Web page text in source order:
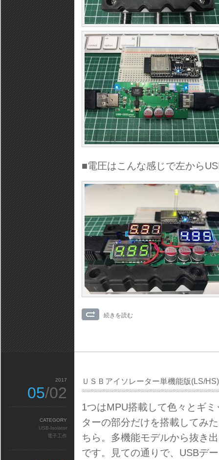
■電圧はこんな感じで左から
続きを読む
ＵＳＢアイソレーター単機能版(LS/HS)
1つはMPU搭載して色々とギ
ターの部分だけを搭載してみ
ちら。多機能モデルから抜き
です。見ての通りで、USBデ
2017
05/02
CATEGORY
USB-Isolator
電子工作